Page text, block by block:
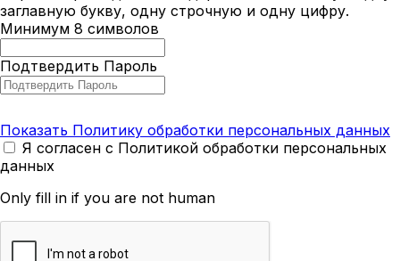
заглавную букву, одну строчную и одну цифру.
Минимум 8 символов
Подтвердить Пароль
Показать Политику обработки персональных данных
Я согласен с Политикой обработки персональных
данных
Only fill in if you are not human